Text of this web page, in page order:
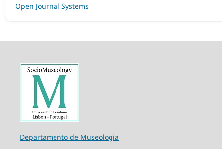
Open Journal Systems
Departamento de Museologia